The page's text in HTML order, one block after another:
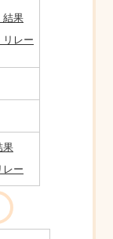
果
レー
果
ー